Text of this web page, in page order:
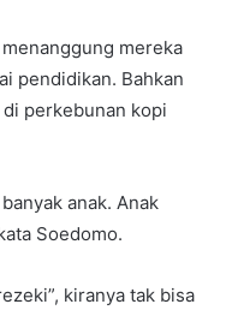
mereka
pendidikan. Bahkan
perkebunan kopi
anak. Anak
Soedomo.
kiranya tak bisa